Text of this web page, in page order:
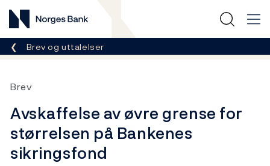
Norges Bank
Her er du nå:
Brev og uttalelser
Brev
Avskaffelse av øvre grense for
størrelsen på Bankenes
sikringsfond